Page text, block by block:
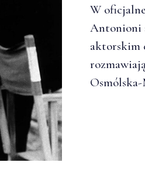
W
Antonioni
aktorskim